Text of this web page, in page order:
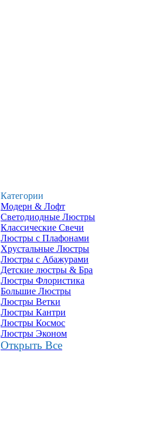
Категории
Модерн & Лофт
Светодиодные Люстры
Классические Свечи
Люстры с Плафонами
Хрустальные Люстры
Люстры с Абажурами
Детские люстры & Бра
Люстры Флористика
Большие Люстры
Люстры Ветки
Люстры Кантри
Люстры Космос
Люстры Эконом
Открыть Все